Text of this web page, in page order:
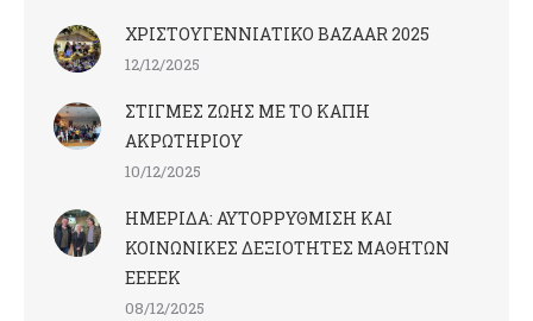
ΧΡΙΣΤΟΥΓΕΝΝΙΑΤΙΚΟ BAZAAR 2025
12/12/2025
ΣΤΙΓΜΕΣ ΖΩΗΣ ΜΕ ΤΟ ΚΑΠΗ
ΑΚΡΩΤΗΡΙΟΥ
10/12/2025
ΗΜΕΡΙΔΑ: ΑΥΤΟΡΡΥΘΜΙΣΗ ΚΑΙ
ΚΟΙΝΩΝΙΚΕΣ ΔΕΞΙΟΤΗΤΕΣ ΜΑΘΗΤΩΝ
ΕΕΕΕΚ
08/12/2025